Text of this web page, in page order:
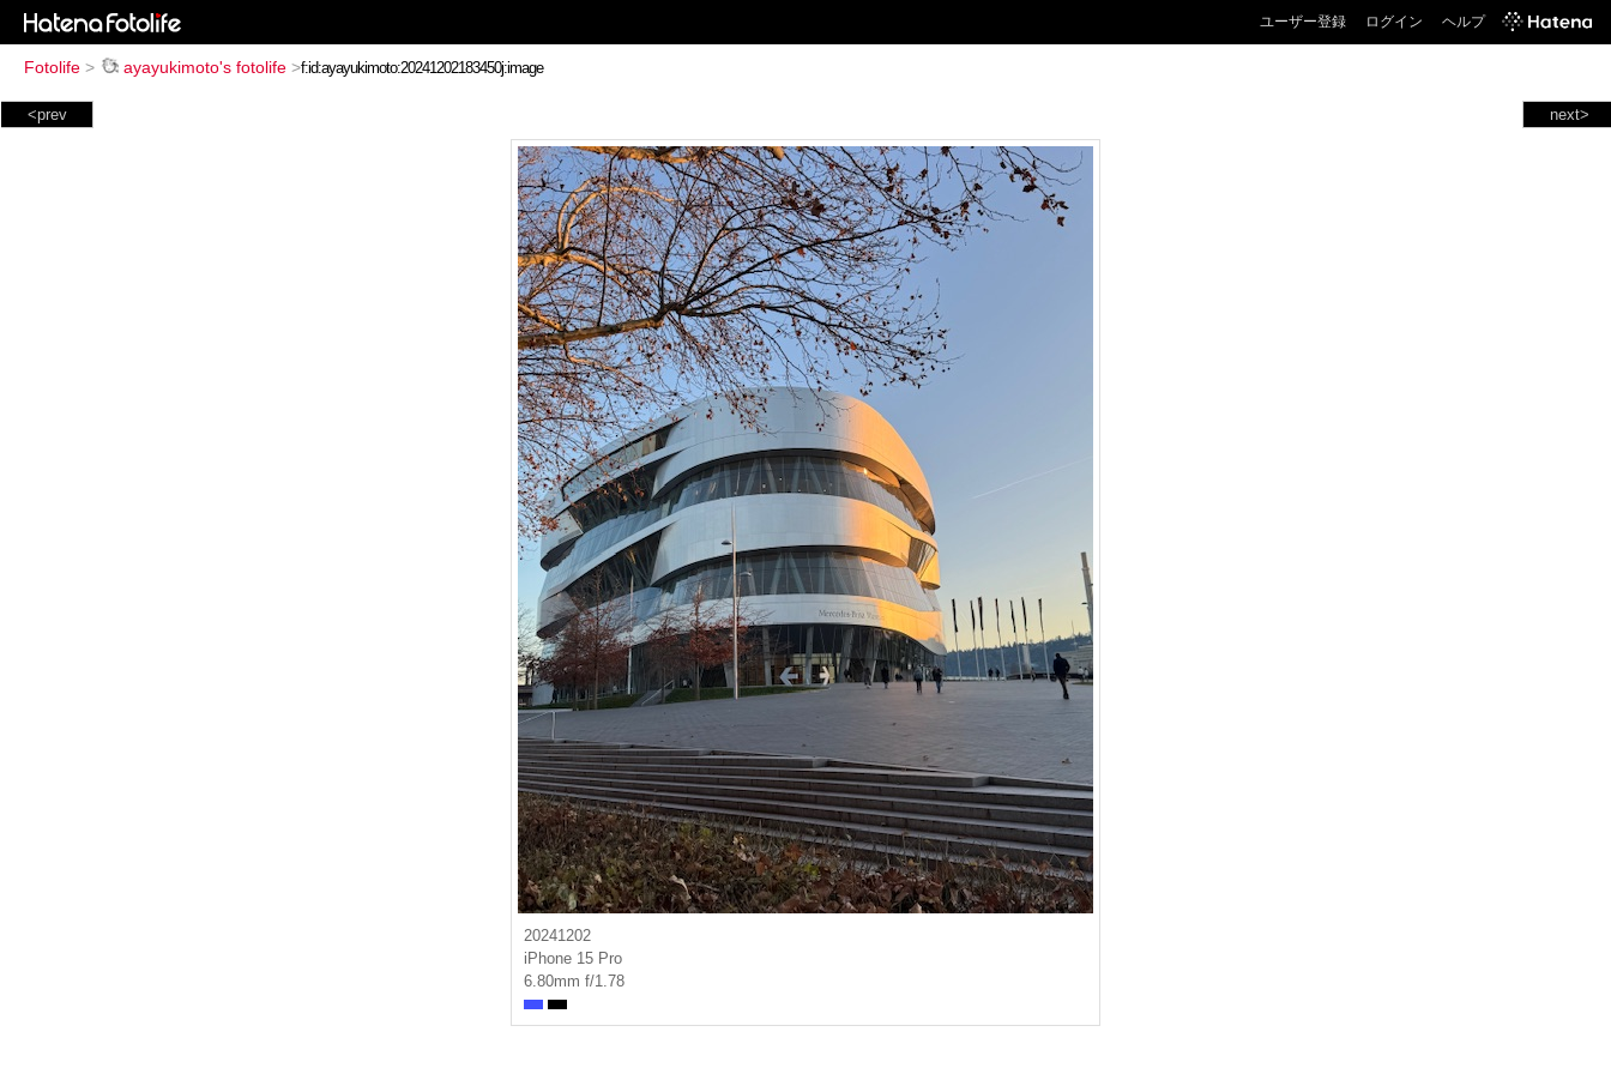
ユーザー登録 ログイン ヘルプ
Fotolife > ayayukimoto's fotolife >
next>
<prev
20241202
iPhone 15 Pro
6.80mm f/1.78